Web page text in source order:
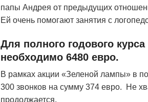
папы Андрея от предыдущих
Ей очень помогают занятия с
Для полного годового
необходимо 6480 евро.
В рамках акции «Зеленой лампы» в
300 звонков на сумму 374 евро. Не
продолжается.